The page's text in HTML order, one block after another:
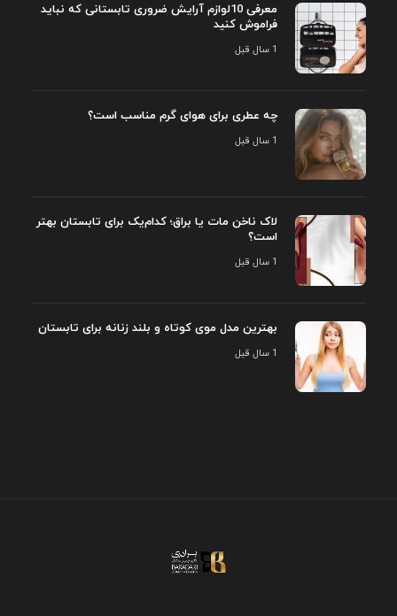
معرفی 10لوازم آرایش ضروری تابستانی که نباید
فراموش کنید
1 سال قبل
چه عطری برای هوای گرم مناسب است؟
1 سال قبل
لاک ناخن مات یا براق؛ کدام‌یک برای تابستان بهتر
است؟
1 سال قبل
بهترین مدل موی کوتاه و بلند زنانه برای تابستان
1 سال قبل